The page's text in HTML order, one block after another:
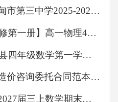
带头学、党员干部主动
反典型学，强化思想
等警示教育片X场次，
差典型案例XX起，聚焦
式主义等突出问题开
吉林省吉林市桦甸市第三中学2025-2026学年第二学期八年级期末英语试题（文字版含答案）
【人教版2019必修第一册】高一物理4自由落体运动（教学设计）教案
2027届巢湖市和县四年级数学第一学期期末检测模拟试题含解析
深圳市建设工程造价咨询委托合同范本(范本)
山东青岛李沧区2027届三上数学期末复习检测试题含解析